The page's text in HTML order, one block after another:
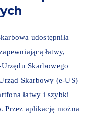
udostępniła
łatwy,
Skarbowego
Skarbowy (e-US)
łatwy i szybki
Przez aplikację można